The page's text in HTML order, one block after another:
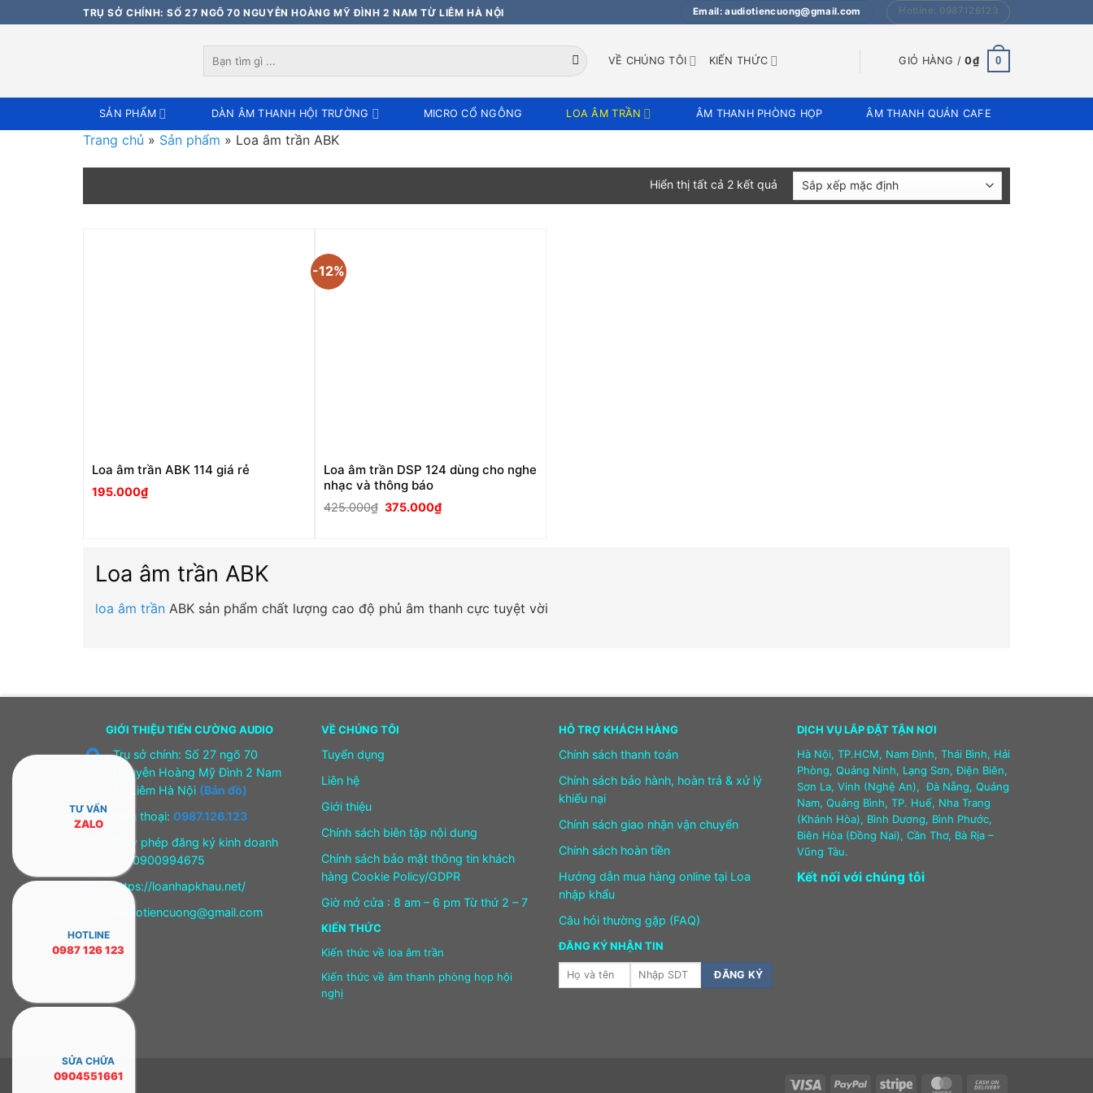
qua
TRỤ SỞ CHÍNH: SỐ 27 NGÕ 70 NGUYỄN HOÀNG MỸ ĐÌNH 2 NAM TỪ LIÊM HÀ NỘI Email: audiotiencuong@gmail.com Hotline: 0987126123
kiếm:
VỀ CHÚNG TÔI KIẾN THỨC GIỎ HÀNG /0₫ 0
SẢN PHẨM DÀN ÂM THANH HỘI TRƯỜNG MICRO CỔ NGỖNG LOA ÂM TRẦN ÂM THANH PHÒNG HỌP ÂM THANH QUÁN CAFE
Trang chủ » Sản phẩm » Loa âm trần ABK
Hiển thị tất cả 2 kết quả
Loa âm trần ABK 114 giá rẻ
195.000₫
-12%
Loa âm trần DSP 124 dùng cho nghe
nhạc và thông báo
425.000₫ Giá
375.000₫Giá
Loa âm trần ABK
loa âm trần ABK sản phẩm chất lượng cao độ phủ âm thanh cực tuyệt vời
GIỚI THIỆU TIẾN CƯỜNG AUDIO
Trụ sở chính: Số 27 ngõ 70
Nguyễn Hoàng Mỹ Đình 2 Nam
Từ Liêm Hà Nội (Bản đồ)
Điện thoại: 0987.126.123
Giấy phép đăng ký kinh doanh
số: 0900994675
https://loanhapkhau.net/
audiotiencuong@gmail.com
VỀ CHÚNG TÔI
Tuyển dụng
Liên hệ
Giới thiệu
Chính sách biên tập nội dung
Chính sách bảo mật thông tin khách
hàng Cookie Policy/GDPR
Giờ mở cửa : 8 am – 6 pm Từ thứ 2 – 7
KIẾN THỨC
Kiến thức về loa âm trần
Kiến thức về âm thanh phòng họp hội
nghị
HỖ TRỢ KHÁCH HÀNG
Chính sách thanh toán
Chính sách bảo hành, hoàn trả & xử lý
khiếu nại
Chính sách giao nhận vận chuyển
Chính sách hoàn tiền
Hướng dẫn mua hàng online tại Loa
nhập khẩu
Câu hỏi thường gặp (FAQ)
ĐĂNG KÝ NHẬN TIN
DỊCH VỤ LẮP ĐẶT TẬN NƠI
Hà Nội, TP.HCM, Nam Định, Thái Bình, Hải
Phòng, Quảng Ninh, Lạng Sơn, Điện Biên,
Sơn La, Vinh (Nghệ An), Đà Nẵng, Quảng
Nam, Quảng Bình, TP. Huế, Nha Trang
(Khánh Hòa), Bình Dương, Bình Phước,
Biên Hòa (Đồng Nai), Cần Thơ, Bà Rịa –
Vũng Tàu.
Kết nối với chúng tôi
Visa PayPal Stripe MasterCard
TƯ VẤN
ZALO
HOTLINE
0987 126 123
SỬA CHỮA
0904551661